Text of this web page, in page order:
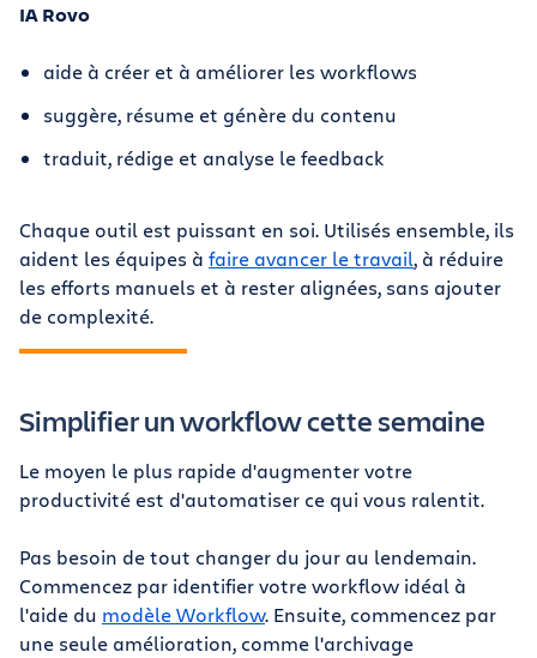
IA Rovo
aide à créer et à améliorer les workflows
suggère, résume et génère du contenu
traduit, rédige et analyse le feedback
Chaque outil est puissant en soi. Utilisés ensemble, ils
aident les équipes à faire avancer le travail, à réduire
les efforts manuels et à rester alignées, sans ajouter
de complexité.
Simplifier un workflow cette semaine
Le moyen le plus rapide d'augmenter votre
productivité est d'automatiser ce qui vous ralentit.
Pas besoin de tout changer du jour au lendemain.
Commencez par identifier votre workflow idéal à
l'aide du modèle Workflow. Ensuite, commencez par
une seule amélioration, comme l'archivage